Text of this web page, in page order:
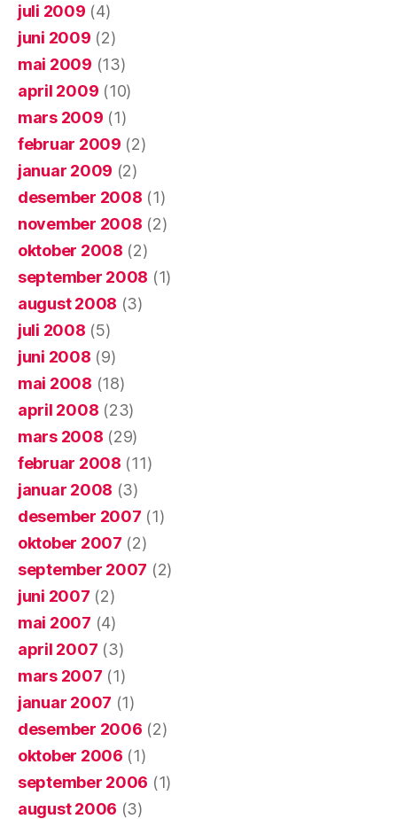
juli 2009 (4)
juni 2009 (2)
mai 2009 (13)
april 2009 (10)
mars 2009 (1)
februar 2009 (2)
januar 2009 (2)
desember 2008 (1)
november 2008 (2)
oktober 2008 (2)
september 2008 (1)
august 2008 (3)
juli 2008 (5)
juni 2008 (9)
mai 2008 (18)
april 2008 (23)
mars 2008 (29)
februar 2008 (11)
januar 2008 (3)
desember 2007 (1)
oktober 2007 (2)
september 2007 (2)
juni 2007 (2)
mai 2007 (4)
april 2007 (3)
mars 2007 (1)
januar 2007 (1)
desember 2006 (2)
oktober 2006 (1)
september 2006 (1)
august 2006 (3)